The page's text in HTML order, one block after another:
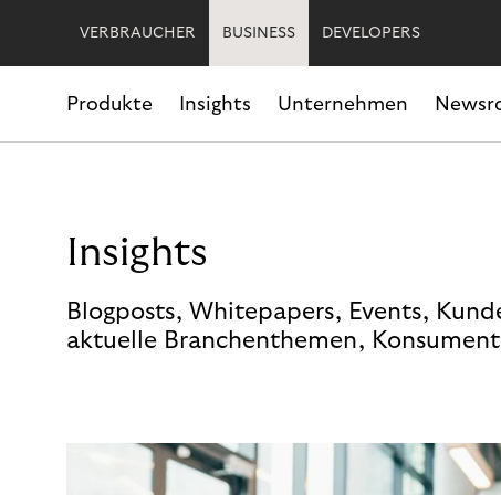
VERBRAUCHER BUSINESS DEVELOPERS
Produkte Insights Unternehmen
Insights
Blogposts, Whitepapers, Events,
aktuelle Branchenthemen,